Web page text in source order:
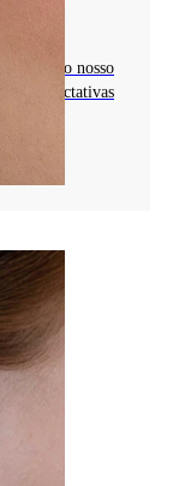
no nosso
e expectativas